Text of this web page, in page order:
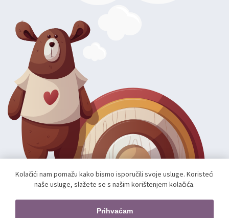
Kolačići nam pomažu kako bismo isporučili svoje usluge. Koristeći
naše usluge, slažete se s našim korištenjem kolačića.
Prihvaćam